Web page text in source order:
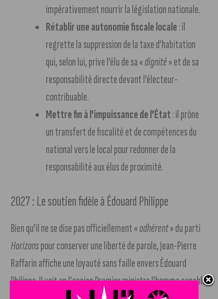
impérativement nourrir la législation nationale.
Rétablir une autonomie fiscale locale: il
regrette la suppression de la taxe d’habitation
qui, selon lui, prive l’élu de sa «dignité» et de sa
responsabilité directe devant l’électeur-
contribuable.
Mettre fin à l’impuissance de l’État: il prône
un transfert de fiscalité et de compétences du
national vers le local pour redonner de la
responsabilité aux élus de proximité.
2027 : Le soutien fidèle à Édouard Philippe
Bien qu’il ne se dise pas officiellement «adhérent» du parti
Horizonspour conserver une liberté de parole, Jean-Pierre
Raffarin affiche une loyauté sans faille envers Édouard
Philippe. Il voit en l’ancien Premier ministre l’homme capable